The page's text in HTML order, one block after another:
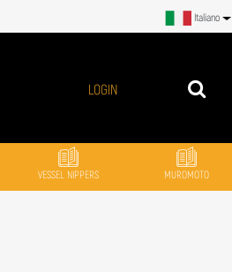
Italiano
LOGIN
VESSEL NIPPERS MUROMOTO